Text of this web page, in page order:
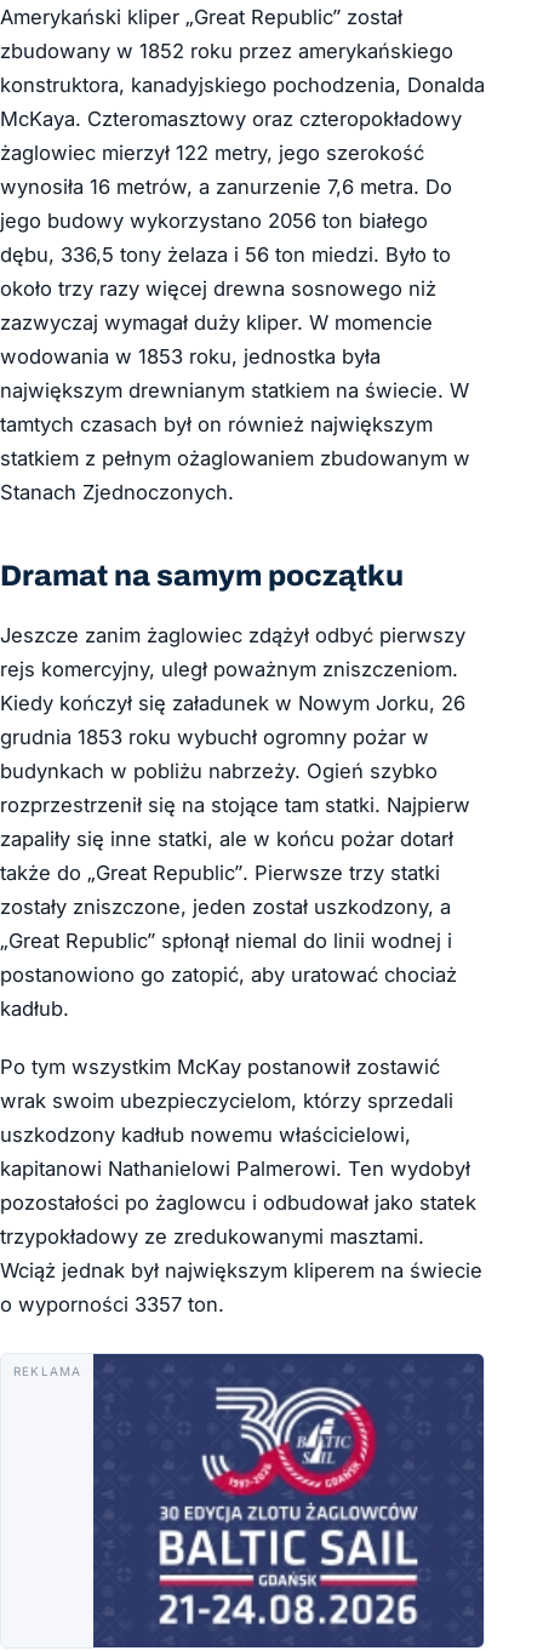
Amerykański kliper „Great Republic” został
zbudowany w 1852 roku przez amerykańskiego
konstruktora, kanadyjskiego pochodzenia, Donalda
McKaya. Czteromasztowy oraz czteropokładowy
żaglowiec mierzył 122 metry, jego szerokość
wynosiła 16 metrów, a zanurzenie 7,6 metra. Do
jego budowy wykorzystano 2056 ton białego
dębu, 336,5 tony żelaza i 56 ton miedzi. Było to
około trzy razy więcej drewna sosnowego niż
zazwyczaj wymagał duży kliper. W momencie
wodowania w 1853 roku, jednostka była
największym drewnianym statkiem na świecie. W
tamtych czasach był on również największym
statkiem z pełnym ożaglowaniem zbudowanym w
Stanach Zjednoczonych.
Dramat na samym początku
Jeszcze zanim żaglowiec zdążył odbyć pierwszy
rejs komercyjny, uległ poważnym zniszczeniom.
Kiedy kończył się załadunek w Nowym Jorku, 26
grudnia 1853 roku wybuchł ogromny pożar w
budynkach w pobliżu nabrzeży. Ogień szybko
rozprzestrzenił się na stojące tam statki. Najpierw
zapaliły się inne statki, ale w końcu pożar dotarł
także do „Great Republic”. Pierwsze trzy statki
zostały zniszczone, jeden został uszkodzony, a
„Great Republic” spłonął niemal do linii wodnej i
postanowiono go zatopić, aby uratować chociaż
kadłub.
Po tym wszystkim McKay postanowił zostawić
wrak swoim ubezpieczycielom, którzy sprzedali
uszkodzony kadłub nowemu właścicielowi,
kapitanowi Nathanielowi Palmerowi. Ten wydobył
pozostałości po żaglowcu i odbudował jako statek
trzypokładowy ze zredukowanymi masztami.
Wciąż jednak był największym kliperem na świecie
o wyporności 3357 ton.
REKLAMA